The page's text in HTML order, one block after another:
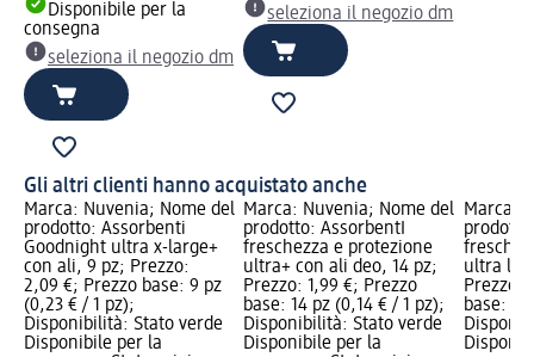
Disponibile per la
consegna
seleziona il negozio dm
seleziona il negozio dm
Gli altri clienti hanno acquistato anche
Marca: Nuvenia; Nome del
prodotto: Assorbenti
Goodnight ultra x-large+
con ali, 9 pz; Prezzo:
2,09 €; Prezzo base: 9 pz
(0,23 € / 1 pz);
Disponibilità: Stato verde
Disponibile per la
Marca: Nuvenia; Nome del
prodotto: AssorbentI
freschezza e protezione
ultra+ con ali deo, 14 pz;
Prezzo: 1,99 €; Prezzo
base: 14 pz (0,14 € / 1 pz);
Disponibilità: Stato verde
Disponibile per la
Marca:
ultra
Prezzo:
base: 12